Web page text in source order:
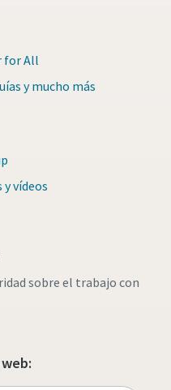
for All
y mucho más
vídeos
sobre el trabajo con